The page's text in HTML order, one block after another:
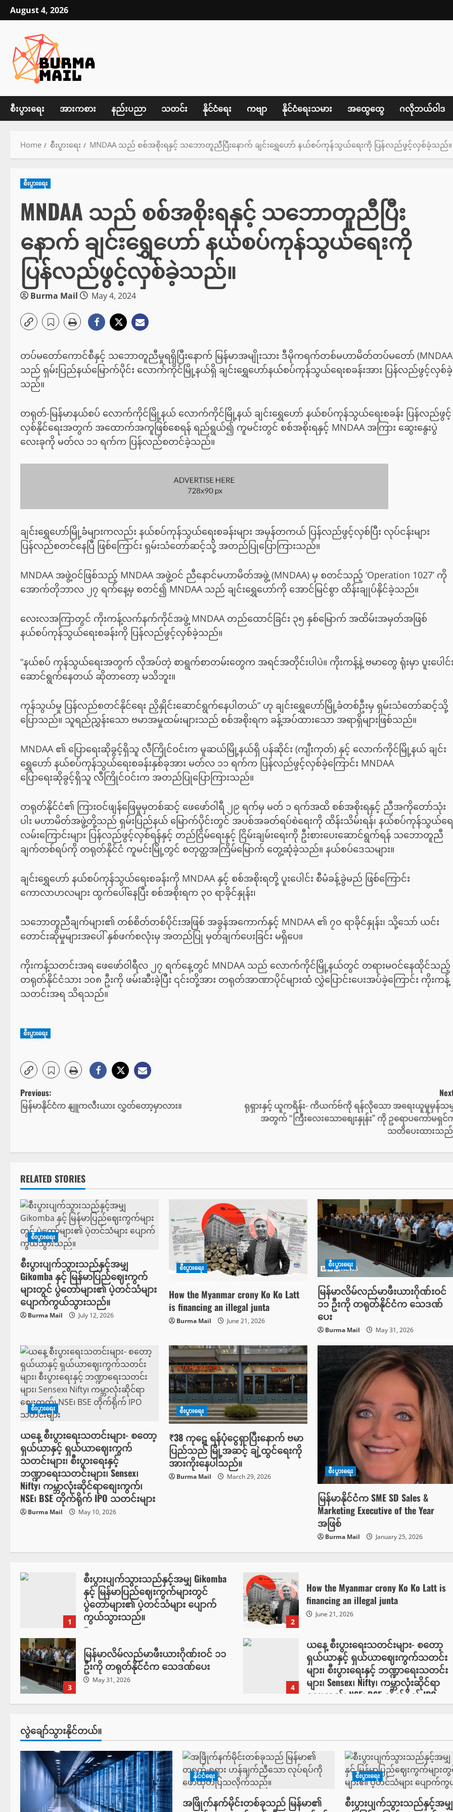
Skip
to
August 4, 2026
စီးပွားရေး အားကစား နည်းပညာ သတင်း နိုင်ငံရေး ကဗျာ နိုင်ငံရေးသမား အထွေထွေ ဂလိုဘယ်ဝါဒ
Home စီးပွားရေး MNDAA သည် စစ်အစိုးရနှင့် သဘောတူညီပြီးနောက် ချင်းရွှေဟော် နယ်စပ်ကုန်သွယ်ရေးကို ပြန်လည်ဖွင့်လှစ်ခဲ့သည်။
စီးပွားရေး
MNDAA သည် စစ်အစိုးရနှင့် သဘောတူညီပြီး
နောက် ချင်းရွှေဟော် နယ်စပ်ကုန်သွယ်ရေးကို
ပြန်လည်ဖွင့်လှစ်ခဲ့သည်။
Burma Mail May 4, 2024
တပ်မတော်ကောင်စီနှင့် သဘောတူညီမှုရရှိပြီးနောက် မြန်မာအမျိုးသား ဒီမိုကရက်တစ်မဟာမိတ်တပ်မတော်
သည် ရှမ်းပြည်နယ်မြောက်ပိုင်း လောက်ကိုင်မြို့နယ်ရှိ ချင်းရွှေဟော်နယ်စပ်ကုန်သွယ်ရေးစခန်းအား ပြန်လည်ဖွင့်လှစ်ခဲ့
သည်။
တရုတ်-မြန်မာနယ်စပ် လောက်ကိုင်မြို့နယ် လောက်ကိုင်မြို့နယ် ချင်းရွှေဟော် နယ်စပ်ကုန်သွယ်ရေးစခန်း ပြန်လည်ဖွင့်
လှစ်နိုင်ရေးအတွက် အထောက်အကူဖြစ်စေရန် ရည်ရွယ်၍ ကူမင်းတွင် စစ်အစိုးရနှင့် MNDAA အကြား ဆွေးနွေးပွဲ
လေးခုကို မတ်လ ၁၁ ရက်က ပြန်လည်စတင်ခဲ့သည်။
ချင်းရွှေဟော်မြို့ခံများကလည်း နယ်စပ်ကုန်သွယ်ရေးစခန်းများ အမှန်တကယ် ပြန်လည်ဖွင့်လှစ်ပြီး လုပ်ငန်းများ
ပြန်လည်စတင်နေပြီ ဖြစ်ကြောင်း ရှမ်းသံတော်ဆင့်သို့ အတည်ပြုပြောကြားသည်။
MNDAA အဖွဲ့ဝင်ဖြစ်သည့် MNDAA အဖွဲ့ဝင် ညီနောင်မဟာမိတ်အဖွဲ့ (MNDAA) မှ စတင်သည့် ‘Operation 1027’ ကို
အောက်တိုဘာလ ၂၇ ရက်နေ့မှ စတင်၍ MNDAA သည် ချင်းရွှေဟော်ကို အောင်မြင်စွာ ထိန်းချုပ်နိုင်ခဲ့သည်။
လေးလအကြာတွင် ကိုးကန့်လက်နက်ကိုင်အဖွဲ့ MNDAA တည်ထောင်ခြင်း ၃၅ နှစ်မြောက် အထိမ်းအမှတ်အဖြစ်
နယ်စပ်ကုန်သွယ်ရေးစခန်းကို ပြန်လည်ဖွင့်လှစ်ခဲ့သည်။
“နယ်စပ် ကုန်သွယ်ရေးအတွက် လိုအပ်တဲ့ စာရွက်စာတမ်းတွေက အရင်အတိုင်းပါပဲ။ ကိုးကန့်နဲ့ ဗမာတွေ ရုံးမှာ ပူးပေါင်း
ဆောင်ရွက်နေတယ် ဆိုတာတော့ မသိဘူး။
ကုန်သွယ်မှု ပြန်လည်စတင်နိုင်ရေး ညှိနှိုင်းဆောင်ရွက်နေပါတယ်” ဟု ချင်းရွှေဟော်မြို့ခံတစ်ဦးမှ ရှမ်းသံတော်ဆင့်သို့
ပြောသည်။ သူရည်ညွှန်းသော ဗမာအမှုထမ်းများသည် စစ်အစိုးရက ခန့်အပ်ထားသော အရာရှိများဖြစ်သည်။
MNDAA ၏ ပြောရေးဆိုခွင့်ရှိသူ လီကြိုင်ဝင်းက မူဆယ်မြို့နယ်ရှိ ပန်ဆိုင်း (ကျီးကုတ်) နှင့် လောက်ကိုင်မြို့နယ် ချင်း
ရွှေဟော် နယ်စပ်ကုန်သွယ်ရေးစခန်းနှစ်ခုအား မတ်လ ၁၁ ရက်က ပြန်လည်ဖွင့်လှစ်ခဲ့ကြောင်း MNDAA
ပြောရေးဆိုခွင့်ရှိသူ လီကြိုင်ဝင်းက အတည်ပြုပြောကြားသည်။
တရုတ်နိုင်ငံ၏ ကြားဝင်ဖျန်ဖြေမှုမှတစ်ဆင့် ဖေဖော်ဝါရီ ၂၉ ရက်မှ မတ် ၁ ရက်အထိ စစ်အစိုးရနှင့် ညီအကိုတော်သုံး
ပါး မဟာမိတ်အဖွဲ့တို့သည် ရှမ်းပြည်နယ် မြောက်ပိုင်းတွင် အပစ်အခတ်ရပ်စဲရေးကို ထိန်းသိမ်းရန်၊ နယ်စပ်ကုန်သွယ်ရေ
လမ်းကြောင်းများ ပြန်လည်ဖွင့်လှစ်ရန်နှင့် တည်ငြိမ်ရေးနှင့် ငြိမ်းချမ်းရေးကို ဦးစားပေးဆောင်ရွက်ရန် သဘောတူညီ
ချက်တစ်ရပ်ကို တရုတ်နိုင်ငံ ကူမင်းမြို့တွင် စတုတ္ထအကြိမ်မြောက် တွေ့ဆုံခဲ့သည်။ နယ်စပ်ဒေသများ။
ချင်းရွှေဟော် နယ်စပ်ကုန်သွယ်ရေးစခန်းကို MNDAA နှင့် စစ်အစိုးရတို့ ပူးပေါင်း စီမံခန့်ခွဲမည် ဖြစ်ကြောင်း
ကောလာဟလများ ထွက်ပေါ်နေပြီး စစ်အစိုးရက ၃၀ ရာခိုင်နှုန်း၊
သဘောတူညီချက်များ၏ တစ်စိတ်တစ်ပိုင်းအဖြစ် အခွန်အကောက်နှင့် MNDAA ၏ ၇၀ ရာခိုင်နှုန်း၊ သို့သော် ယင်း
တောင်းဆိုမှုများအပေါ် နှစ်ဖက်စလုံးမှ အတည်ပြု မှတ်ချက်ပေးခြင်း မရှိပေ။
ကိုးကန့်သတင်းအရ ဖေဖော်ဝါရီလ ၂၇ ရက်နေ့တွင် MNDAA သည် လောက်ကိုင်မြို့နယ်တွင် တရားမဝင်နေထိုင်သည့်
တရုတ်နိုင်ငံသား ၁၀၈ ဦးကို ဖမ်းဆီးခဲ့ပြီး ၎င်းတို့အား တရုတ်အာဏာပိုင်များထံ လွှဲပြောင်းပေးအပ်ခဲ့ကြောင်း ကိုးကန့်
သတင်းအရ သိရသည်။
စီးပွားရေး
P
o
t
n
a
v
i
g
a
t
o
n
Previous:
မြန်မာနိုင်ငံက နျူကလီးယား လွှတ်တော့မှာလား။
ရုရှားနှင့် ယူကရိန်း- ကိယက်ဗ်ကို ရန်လိုသော အရေးယူမှုမှန်သမ
အတွက် “ကြီးလေးသောစျေးနှုန်း” ကို ဥရောပကော်မရှင်
သတိပေးထားသည်
RELATED STORIES
စီးပွားရေး
စီးပွားပျက်သွားသည်နှင့်အမျှ
Gikomba နှင့် မြန်မာပြည်ဈေးကွက်
များတွင် ပွဲတော်များ၏ ပဲ့တင်သံများ
ပျောက်ကွယ်သွားသည်။
Burma Mail July 12, 2026
စီးပွားရေး
How the Myanmar crony Ko Ko Latt
is financing an illegal junta
Burma Mail June 21, 2026
စီးပွားရေး
မြန်မာလိမ်လည်မာဖီးယားဂိုဏ်းဝင်
၁၁ ဦးကို တရုတ်နိုင်ငံက သေဒဏ်
ပေး
Burma Mail May 31, 2026
စီးပွားရေး
ယနေ့ စီးပွားရေးသတင်းများ- စတော့
ရှယ်ယာနှင့် ရှယ်ယာဈေးကွက်
သတင်းများ၊ စီးပွားရေးနှင့်
ဘဏ္ဍာရေးသတင်းများ၊ Sensex၊
Nifty၊ ကမ္ဘာလုံးဆိုင်ရာစျေးကွက်၊
NSE၊ BSE တိုက်ရိုက် IPO သတင်းများ
Burma Mail May 10, 2026
စီးပွားရေး
₹38 ကုဋေ ရန်ပုံငွေရှာပြီးနောက် ဗမာ
ပြည်သည် မြို့အဆင့် ချဲ့ထွင်ရေးကို
အားကိုးနေပါသည်။
Burma Mail March 29, 2026
စီးပွားရေး
မြန်မာနိုင်ငံက SME SD Sales &
Marketing Executive of the Year
အဖြစ်
Burma Mail January 25, 2026
1
စီးပွားပျက်သွားသည်နှင့်အမျှ Gikomba
နှင့် မြန်မာပြည်ဈေးကွက်များတွင်
ပွဲတော်များ၏ ပဲ့တင်သံများ ပျောက်
ကွယ်သွားသည်။
2
How the Myanmar crony Ko Ko Latt is
financing an illegal junta
June 21, 2026
3
မြန်မာလိမ်လည်မာဖီးယားဂိုဏ်းဝင် ၁၁
ဦးကို တရုတ်နိုင်ငံက သေဒဏ်ပေး
May 31, 2026
4
ယနေ့ စီးပွားရေးသတင်းများ- စတော့
ရှယ်ယာနှင့် ရှယ်ယာဈေးကွက်သတင်း
များ၊ စီးပွားရေးနှင့် ဘဏ္ဍာရေးသတင်း
များ၊ Sensex၊ Nifty၊ ကမ္ဘာလုံးဆိုင်ရာ
စျေးကွက်၊ NSE၊ BSE တိုက်ရိုက် IPO
သတင်းများ
လွဲချော်သွားနိုင်တယ်။
နိုင်ငံရေး
အဖြိုက်နက်မိုင်းတစ်ခုသည် မြန်မာ၏
စီးပွားရေး
စီးပွားပျက်သွားသည်နှင့်အမျှ